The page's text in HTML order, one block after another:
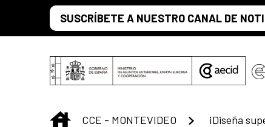
Saltar al contenido principal
SUSCRÍBETE A NUESTRO CANAL DE
INICIO
CCE - MONTEVIDEO ¡Diseña